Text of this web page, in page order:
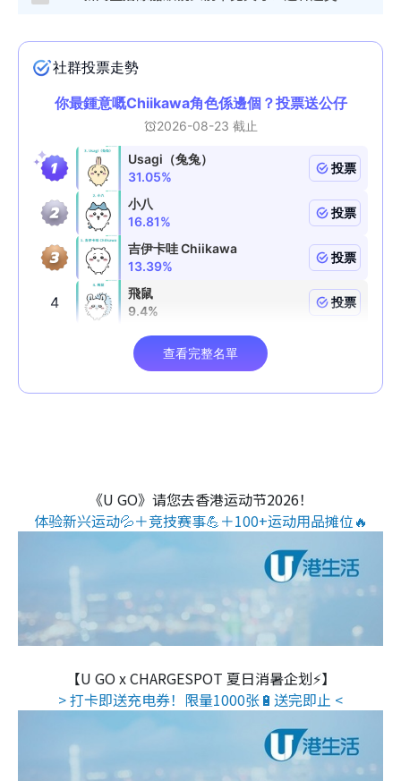
《U GO》请您去香港运动节2026！
体验新兴运动💦＋竞技赛事💪＋100+运动用品摊位🔥
【U GO x CHARGESPOT 夏日消暑企划⚡】
> 打卡即送充电券！限量1000张🔋送完即止 <